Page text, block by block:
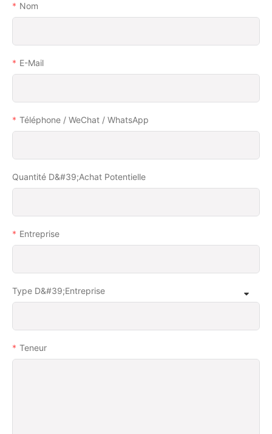
Nom
E-Mail
Téléphone / WeChat / WhatsApp
Quantité D&#39;achat Potentielle
Entreprise
Type D&#39;entreprise
Teneur